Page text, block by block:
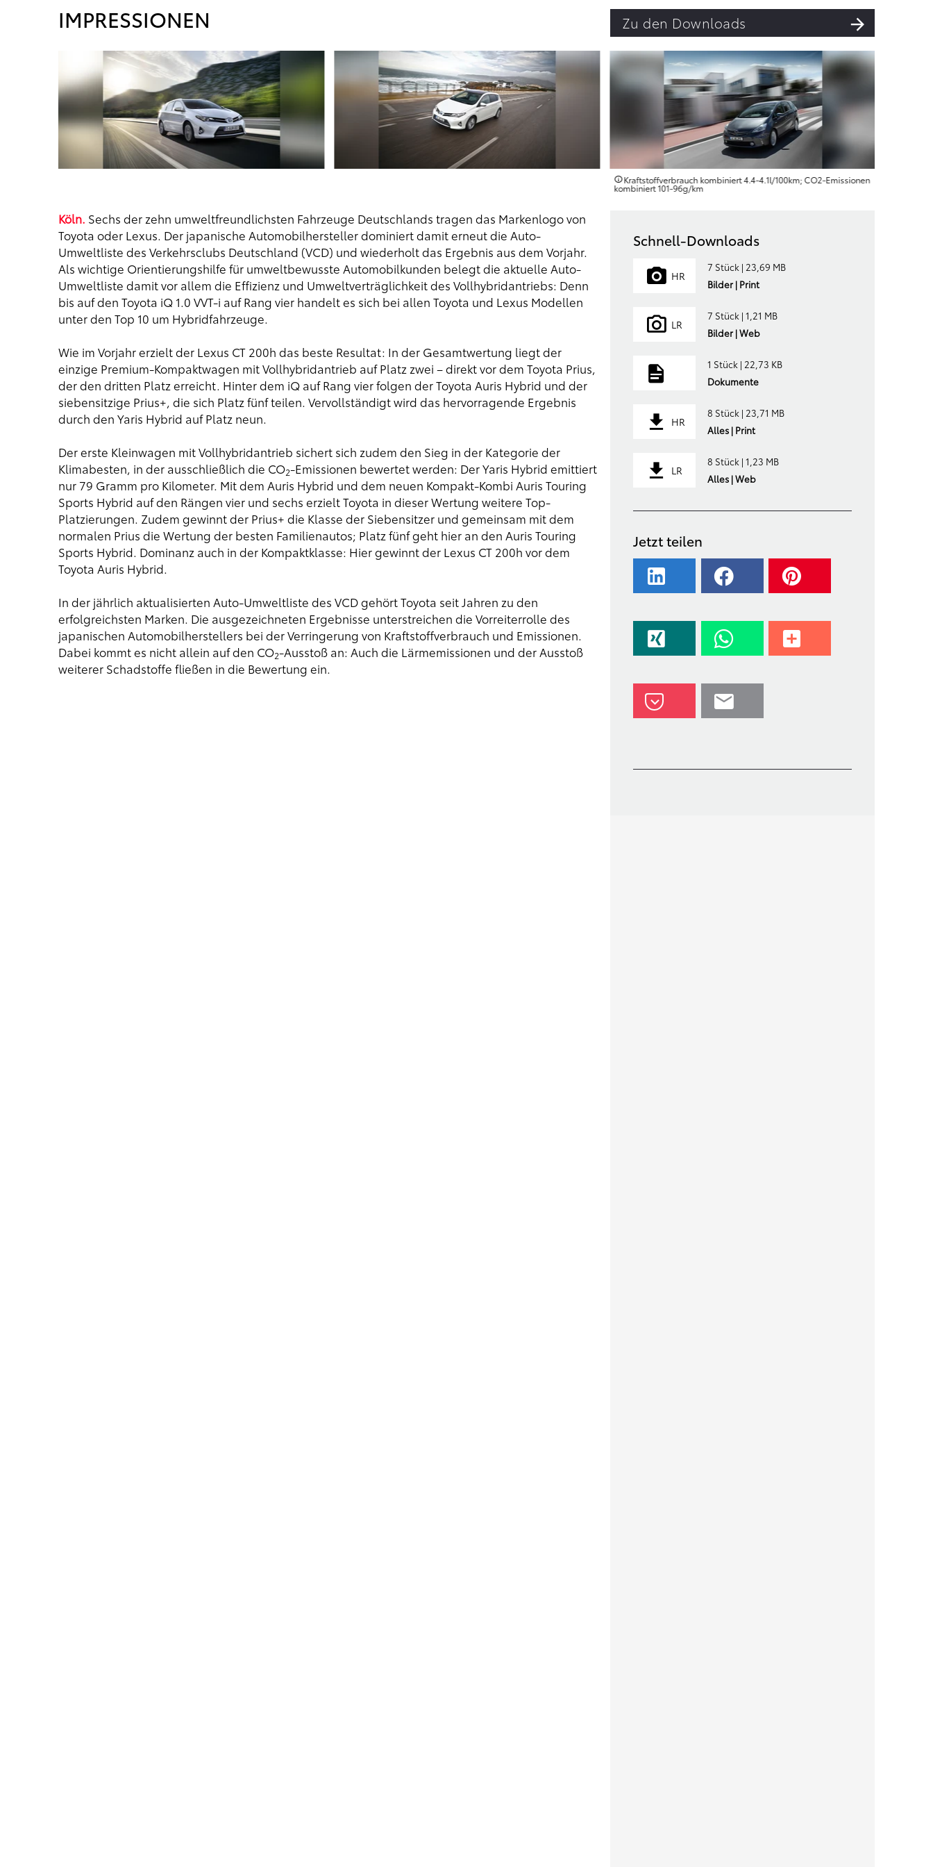
IMPRESSIONEN Zu den Downloads
Kraftstoffverbrauch kombiniert 4.4‑4.1l/100km; CO2‑Emissionen
kombiniert 101‑96g/km
Köln. Sechs der zehn umweltfreundlichsten Fahrzeuge Deutschlands tragen das Markenlogo von
Toyota oder Lexus. Der japanische Automobilhersteller dominiert damit erneut die Auto-
Umweltliste des Verkehrsclubs Deutschland (VCD) und wiederholt das Ergebnis aus dem Vorjahr.
Als wichtige Orientierungshilfe für umweltbewusste Automobilkunden belegt die aktuelle Auto-
Umweltliste damit vor allem die Effizienz und Umweltverträglichkeit des Vollhybridantriebs: Denn
bis auf den Toyota iQ 1.0 VVT-i auf Rang vier handelt es sich bei allen Toyota und Lexus Modellen
unter den Top 10 um Hybridfahrzeuge.
Wie im Vorjahr erzielt der Lexus CT 200h das beste Resultat: In der Gesamtwertung liegt der
einzige Premium-Kompaktwagen mit Vollhybridantrieb auf Platz zwei – direkt vor dem Toyota Prius,
der den dritten Platz erreicht. Hinter dem iQ auf Rang vier folgen der Toyota Auris Hybrid und der
siebensitzige Prius+, die sich Platz fünf teilen. Vervollständigt wird das hervorragende Ergebnis
durch den Yaris Hybrid auf Platz neun.
Der erste Kleinwagen mit Vollhybridantrieb sichert sich zudem den Sieg in der Kategorie der
Klimabesten, in der ausschließlich die CO2-Emissionen bewertet werden: Der Yaris Hybrid emittiert
nur 79 Gramm pro Kilometer. Mit dem Auris Hybrid und dem neuen Kompakt-Kombi Auris Touring
Sports Hybrid auf den Rängen vier und sechs erzielt Toyota in dieser Wertung weitere Top-
Platzierungen. Zudem gewinnt der Prius+ die Klasse der Siebensitzer und gemeinsam mit dem
normalen Prius die Wertung der besten Familienautos; Platz fünf geht hier an den Auris Touring
Sports Hybrid. Dominanz auch in der Kompaktklasse: Hier gewinnt der Lexus CT 200h vor dem
Toyota Auris Hybrid.
In der jährlich aktualisierten Auto-Umweltliste des VCD gehört Toyota seit Jahren zu den
erfolgreichsten Marken. Die ausgezeichneten Ergebnisse unterstreichen die Vorreiterrolle des
japanischen Automobilherstellers bei der Verringerung von Kraftstoffverbrauch und Emissionen.
Dabei kommt es nicht allein auf den CO2-Ausstoß an: Auch die Lärmemissionen und der Ausstoß
weiterer Schadstoffe fließen in die Bewertung ein.
Schnell-Downloads
HR
7 Stück | 23,69 MB
Bilder | Print
LR
7 Stück | 1,21 MB
Bilder | Web
1 Stück | 22,73 KB
Dokumente
HR
8 Stück | 23,71 MB
Alles | Print
LR
8 Stück | 1,23 MB
Alles | Web
Jetzt teilen